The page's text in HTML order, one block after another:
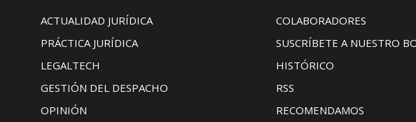
ACTUALIDAD JURÍDICA
PRÁCTICA JURÍDICA
LEGALTECH
GESTIÓN DEL DESPACHO
OPINIÓN
COLABORADORES
SUSCRÍBETE A NUESTRO
HISTÓRICO
RSS
RECOMENDAMOS